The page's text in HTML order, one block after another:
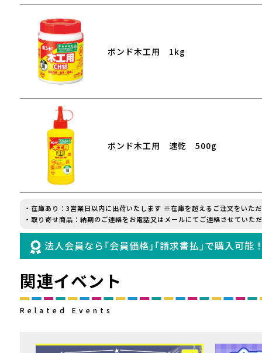
ボンド木工用 1kg
ボンド木工用 速乾 500g
・在庫あり：3営業日以内に出荷いたします ※在庫を超えるご注文をいた
・取り寄せ商品：納期のご連絡をお電話又はメールにてご連絡させていた
法人会員なら｢会員価格｣｢請求書払｣で購入可能
関連イベント
Related Events